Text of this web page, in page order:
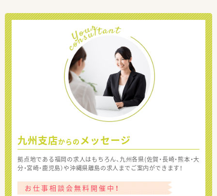
九州支店からの メッセージ
拠点地である福岡の求人はもちろん、九州各県(佐賀・長崎・熊本・大
分・宮崎・鹿児島）や沖縄県離島の求人までご案内ができます！
お仕事相談会無料開催中！